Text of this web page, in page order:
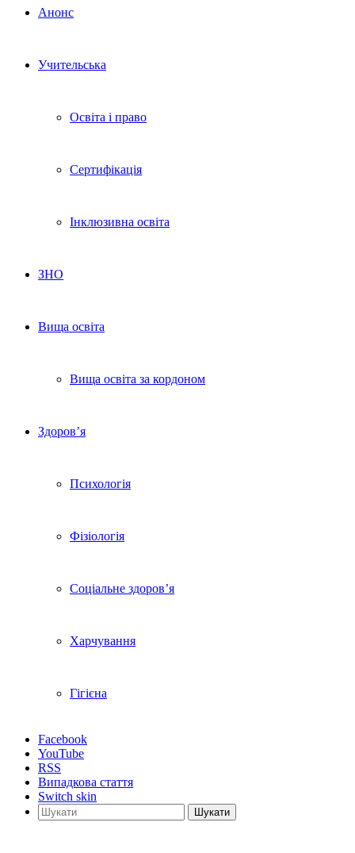
Анонс
Учительська
Освіта і право
Сертифікація
Інклюзивна освіта
ЗНО
Вища освіта
Вища освіта за кордоном
Здоров’я
Психологія
Фізіологія
Соціальне здоров’я
Харчування
Гігієна
Facebook
YouTube
RSS
Випадкова стаття
Switch skin
Шукати